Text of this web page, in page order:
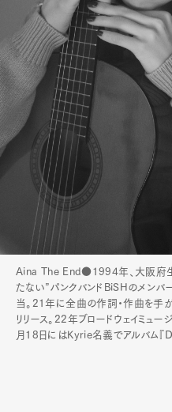
Aina The End●1994年、大阪府
たない”パンクバンドBiSHのメンバ
当。21年に全曲の作詞・作曲を手
リリース。22年ブロードウェイミュ
月18日にはKyrie名義でアルバム『